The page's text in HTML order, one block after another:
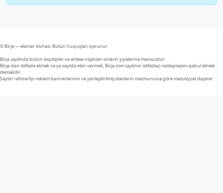
© Birja — elanlar lövhəsi. Bütün hüquqları qorunur
Birja saytında bütün loqotiplər və əmtəə nişanları onların yiyələrinə məxsusdur.
Birja-dan istifadə etmək və ya saytda elan vermək, Birja.com saytının istifadəçi razılaşmasını qəbul etmək
deməkdir.
Saytın rəhbərliyi reklam bannerlərinin və yerləşdirilmiş elanların məzmununa görə məsuliyyət daşımır.